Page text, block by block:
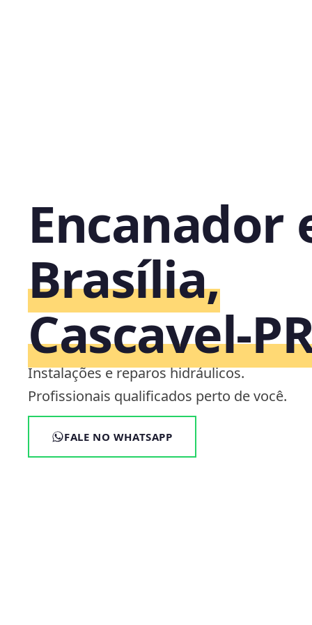
Encanador
Brasília,
Instalações e reparos hidráulicos.
Profissionais qualificados perto de você.
FALE NO WHATSAPP